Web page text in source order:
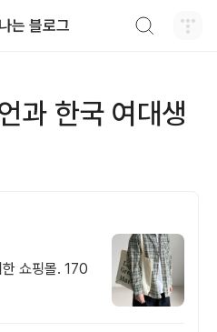
는 블로그
과 한국 여대생
쇼핑몰. 170